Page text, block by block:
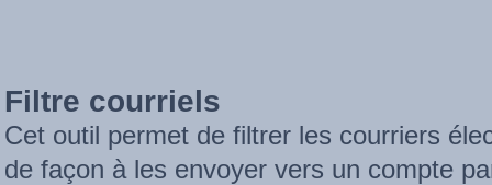
Filtre courriels
Cet outil permet de filtrer les courriers
de façon à les envoyer vers un compte